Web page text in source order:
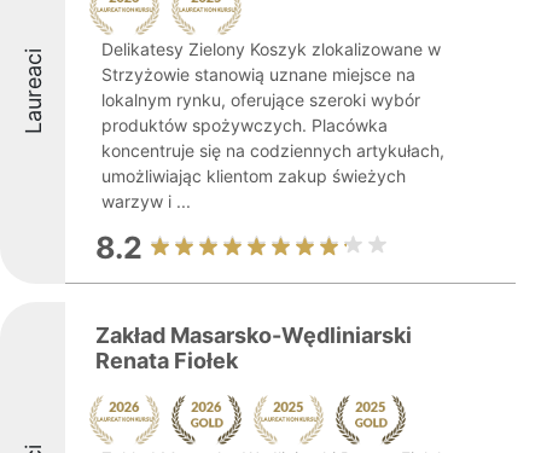
Laureaci
Delikatesy Zielony Koszyk zlokalizowane w
Strzyżowie stanowią uznane miejsce na
lokalnym rynku, oferujące szeroki wybór
produktów spożywczych. Placówka
koncentruje się na codziennych artykułach,
umożliwiając klientom zakup świeżych
warzyw i ...
8.2
Zakład Masarsko-Wędliniarski
Renata Fiołek